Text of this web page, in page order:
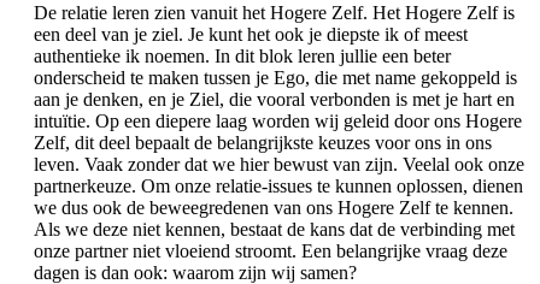
De relatie leren zien vanuit het Hogere Zelf. Het Hogere Zelf is
een deel van je ziel. Je kunt het ook je diepste ik of meest
authentieke ik noemen. In dit blok leren jullie een beter
onderscheid te maken tussen je Ego, die met name gekoppeld is
aan je denken, en je Ziel, die vooral verbonden is met je hart en
intuïtie. Op een diepere laag worden wij geleid door ons Hogere
Zelf, dit deel bepaalt de belangrijkste keuzes voor ons in ons
leven. Vaak zonder dat we hier bewust van zijn. Veelal ook onze
partnerkeuze. Om onze relatie-issues te kunnen oplossen, dienen
we dus ook de beweegredenen van ons Hogere Zelf te kennen.
Als we deze niet kennen, bestaat de kans dat de verbinding met
onze partner niet vloeiend stroomt. Een belangrijke vraag deze
dagen is dan ook: waarom zijn wij samen?